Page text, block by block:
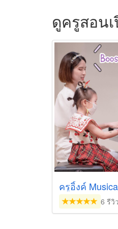
ดูครูสอน
ครูอิ้งค์
6 รีวิว